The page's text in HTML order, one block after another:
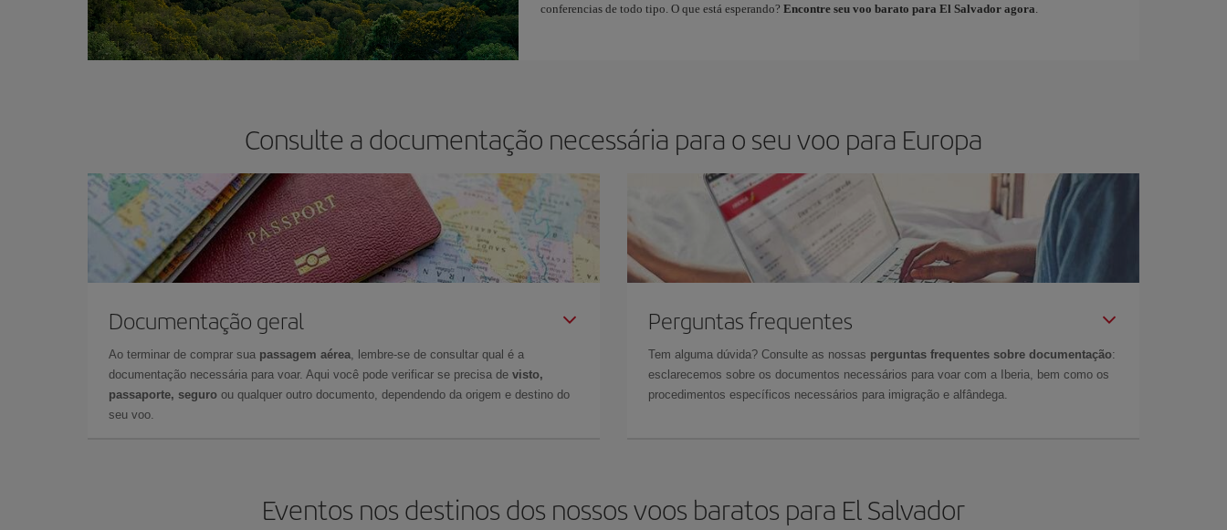
conferencias de todo tipo. O que está esperando? Encontre seu voo barato para El Salvador agora
Consulte a documentação necessária para o seu voo para Europa
Documentação geral
Ao terminar de comprar sua passagem aérea, lembre-se de consultar qual é a
documentação necessária para voar. Aqui você pode verificar se precisa de visto,
passaporte, seguro ou qualquer outro documento, dependendo da origem e destino do
seu voo.
Perguntas frequentes
Tem alguma dúvida? Consulte as nossas perguntas frequentes sobre documentação:
esclarecemos sobre os documentos necessários para voar com a Iberia, bem como os
procedimentos específicos necessários para imigração e alfândega.
Eventos nos destinos dos nossos voos baratos para El Salvador